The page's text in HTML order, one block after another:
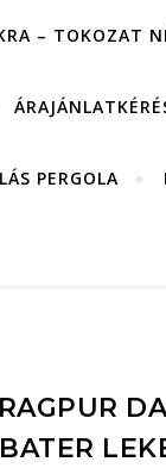
– TOKOZAT
PERGOLA